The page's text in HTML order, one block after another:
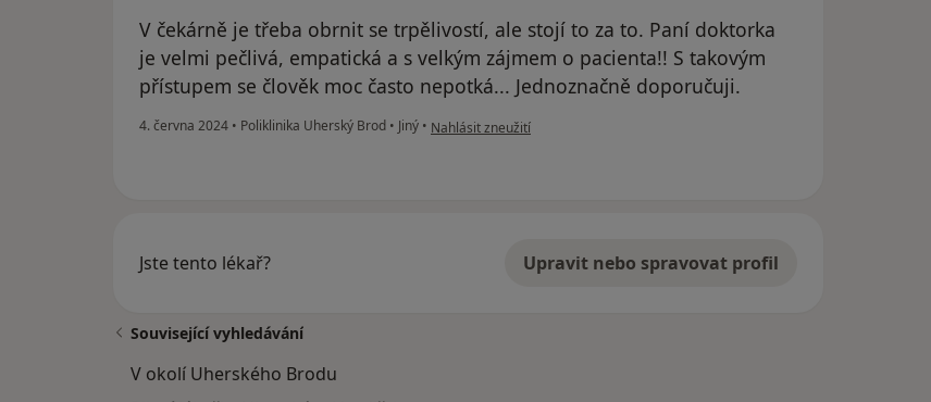
V čekárně je třeba obrnit se trpělivostí, ale stojí to za to. Paní doktorka
je velmi pečlivá, empatická a s velkým zájmem o pacienta!! S takovým
přístupem se člověk moc často nepotká... Jednoznačně doporučuji.
4. června 2024 • Poliklinika Uherský Brod • Jiný • podle názoru uživatele Kočicová
Nahlásit zneužití
Jste tento lékař? Upravit nebo spravovat profil
Související vyhledávání
V okolí Uherského Brodu